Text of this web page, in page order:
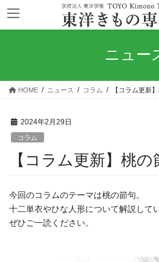
ン
テ
ス
ビ
ゲ
ン
ニュー
HOME ニュース コラム 【コラム更新
2024年2月29日
コラム
【コラム更新】桃
今回のコラムのテーマは桃の節句。
十二単衣やひな人形について解説して
ぜひご一読ください。